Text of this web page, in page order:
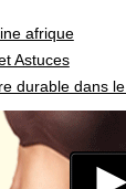
afrique
Astuces
durable dans le